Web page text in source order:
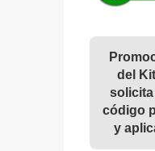
del
solicita
código
y